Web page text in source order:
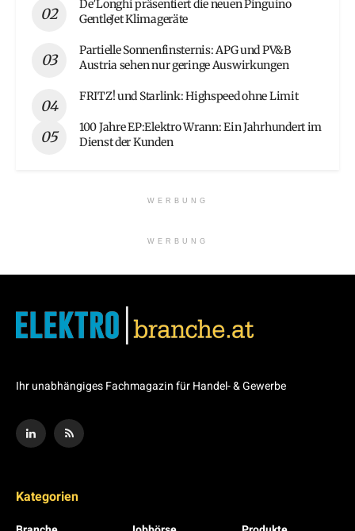
De’Longhi präsentiert die neuen Pinguino
GentleJet Klimageräte
Partielle Sonnenfinsternis: APG und PV&B
Austria sehen nur geringe Auswirkungen
FRITZ! und Starlink: Highspeed ohne Limit
100 Jahre EP:Elektro Wrann: Ein Jahrhundert im
Dienst der Kunden
WERBUNG
WERBUNG
Ihr unabhängiges Fachmagazin für Handel- & Gewerbe
Kategorien